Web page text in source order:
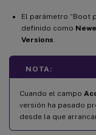
El parámetro “Boot
definido como
Versions
NOTA:
Cuando el campo
versión ha pasado
desde la que